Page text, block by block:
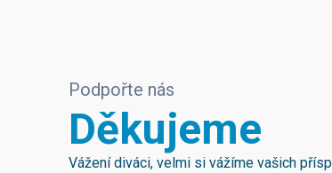
Podpořte nás
Děkujeme
Vážení diváci, velmi si vážíme vašich